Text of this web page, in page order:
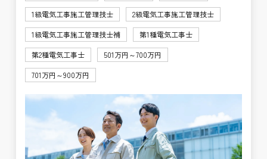
1級電気工事施工管理技士
2級電気工事施工管理技士
1級電気工事施工管理技士補
第1種電気工事士
第2種電気工事士
501万円～700万円
701万円～900万円